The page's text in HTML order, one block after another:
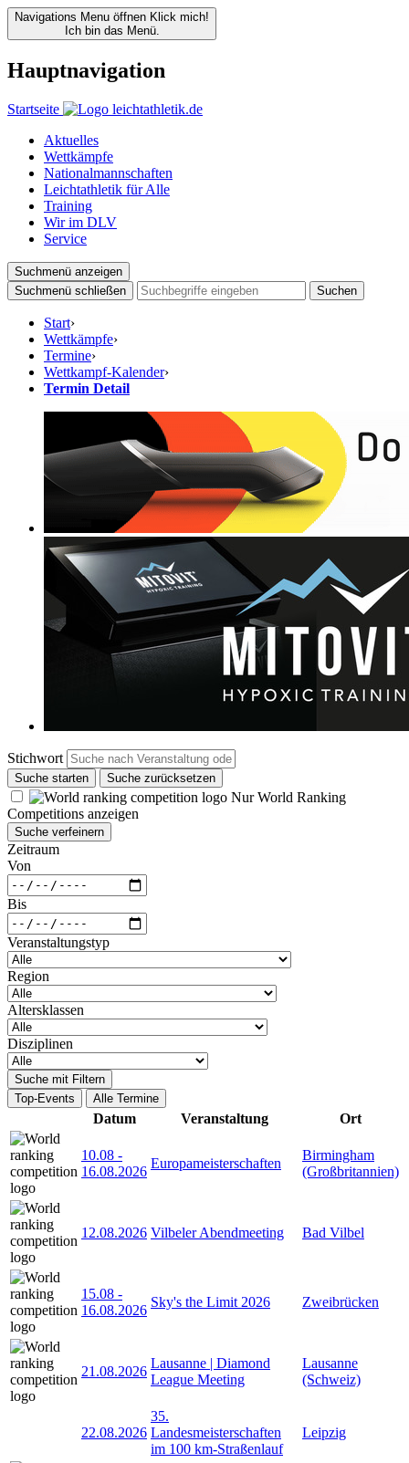
Navigations Menu öffnen Klick mich!
Ich bin das Menü.
Hauptnavigation
Startseite
Aktuelles
Wettkämpfe
Nationalmannschaften
Leichtathletik für Alle
Training
Wir im DLV
Service
Suchmenü anzeigen
Suchmenü schließen
Suchen
Start›
Wettkämpfe›
Termine›
Wettkampf-Kalender›
Termin Detail
Stichwort
Suche starten Suche zurücksetzen
Nur World Ranking
Competitions anzeigen
Suche verfeinern
Zeitraum
Von
Bis
Veranstaltungstyp
Region
Altersklassen
Disziplinen
Suche mit Filtern
Top-Events
Alle Termine
Datum Veranstaltung Ort
10.08 -
16.08.2026
Europameisterschaften
Birmingham
(Großbritannien)
12.08.2026 Vilbeler Abendmeeting Bad Vilbel
15.08 -
16.08.2026
Sky's the Limit 2026 Zweibrücken
21.08.2026
Lausanne | Diamond
League Meeting
Lausanne
(Schweiz)
22.08.2026
35.
Landesmeisterschaften
im 100 km-Straßenlauf
Leipzig